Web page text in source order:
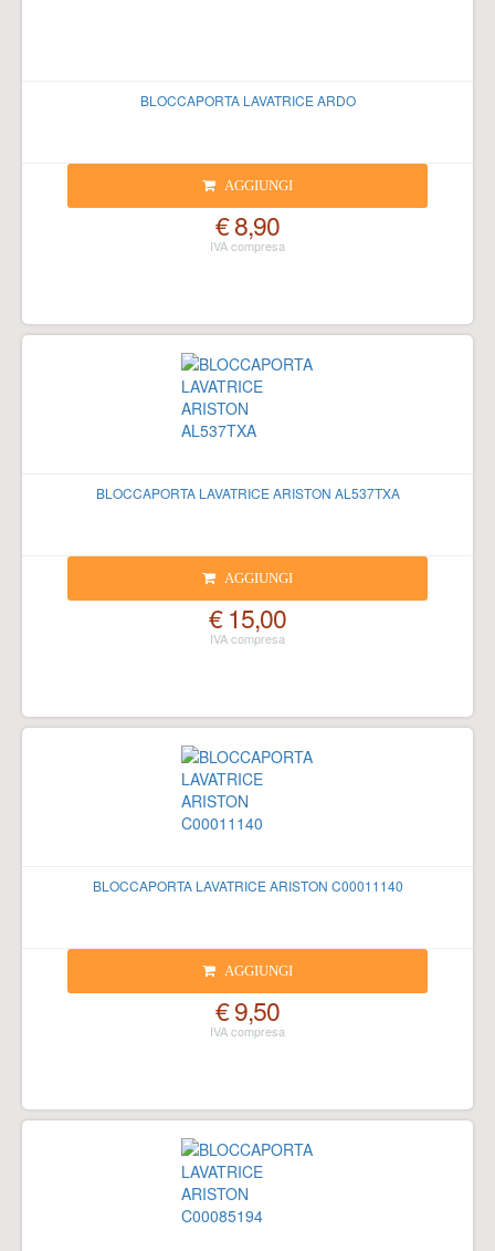
BLOCCAPORTA LAVATRICE ARDO
AGGIUNGI
€ 8,90
BLOCCAPORTA LAVATRICE ARISTON AL537TXA
AGGIUNGI
€ 15,00
BLOCCAPORTA LAVATRICE ARISTON C00011140
AGGIUNGI
€ 9,50